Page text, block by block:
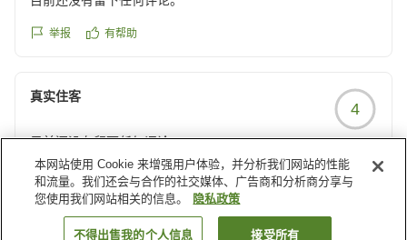
举报 有帮助
真实住客
4
目前还没有留下任何评论。
举报 有帮助
载入更多结果
本网站使用 Cookie 来增强用户体验，并分析我们网站的性能
和流量。我们还会与合作的社交媒体、广告商和分析商分享与
您使用我们网站相关的信息。
隐私政策
不得出售我的个人信息 接受所有